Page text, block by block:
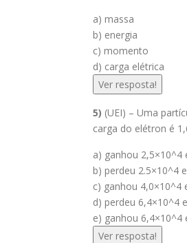
a) massa
b) energia
c) momento
d) carga elétrica
Ver resposta!
5) (UEI) – Uma
carga do elétron é
a) ganhou 2,5×10^4
b) perdeu 2.5×10^4
c) ganhou 4,0×10^4
d) perdeu 6,4×10^4
e) ganhou 6,4×10^4
Ver resposta!